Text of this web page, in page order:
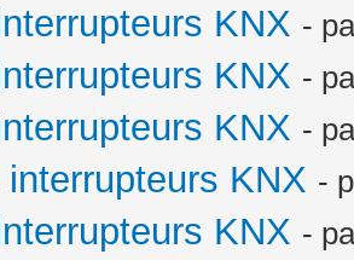
KNX -
KNX -
KNX -
KNX -
KNX -